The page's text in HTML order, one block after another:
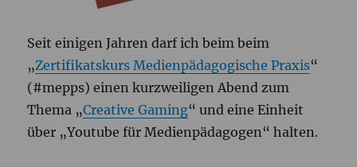
Seit einigen Jahren darf ich beim beim
„Zertifikatskurs Medienpädagogische Praxis“
(#mepps) einen kurzweiligen Abend zum
Thema „Creative Gaming“ und eine Einheit
über „Youtube für Medienpädagogen“ halten.